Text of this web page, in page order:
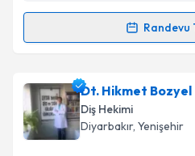
Kişisel verilerimin
'ni okudum ve
kapsamda işlenmesini
Takvim
Randevu
Randevu Takvimi
Dt. Rezzan Patnosiçin
oluşturun. Size bu
takvim hazırlandığında e-
Dt. Hikmet Bozyel
Diş Hekimi
Diyarbakır, Yenişehir